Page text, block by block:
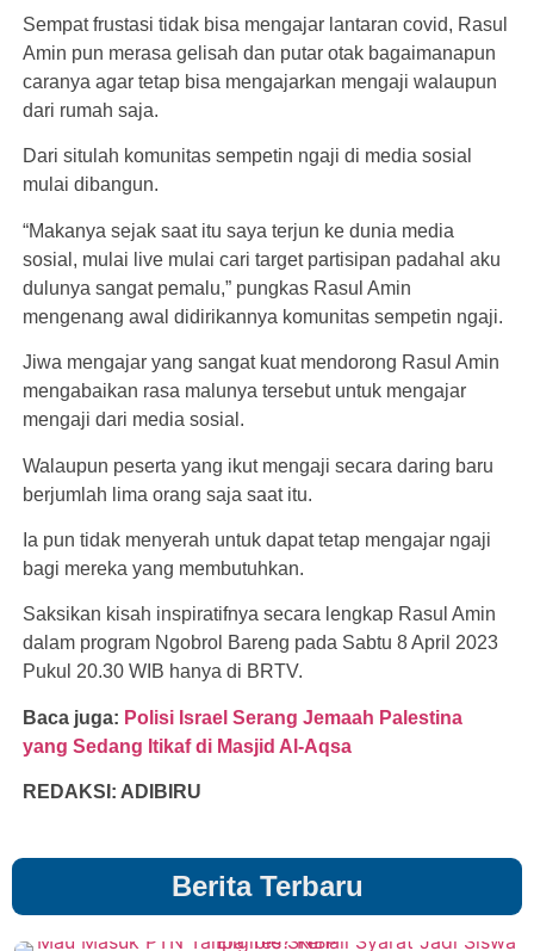
Sempat frustasi tidak bisa mengajar lantaran covid, Rasul
Amin pun merasa gelisah dan putar otak bagaimanapun
caranya agar tetap bisa mengajarkan mengaji walaupun
dari rumah saja.
Dari situlah komunitas sempetin ngaji di media sosial
mulai dibangun.
“Makanya sejak saat itu saya terjun ke dunia media
sosial, mulai live mulai cari target partisipan padahal aku
dulunya sangat pemalu,” pungkas Rasul Amin
mengenang awal didirikannya komunitas sempetin ngaji.
Jiwa mengajar yang sangat kuat mendorong Rasul Amin
mengabaikan rasa malunya tersebut untuk mengajar
mengaji dari media sosial.
Walaupun peserta yang ikut mengaji secara daring baru
berjumlah lima orang saja saat itu.
Ia pun tidak menyerah untuk dapat tetap mengajar ngaji
bagi mereka yang membutuhkan.
Saksikan kisah inspiratifnya secara lengkap Rasul Amin
dalam program Ngobrol Bareng pada Sabtu 8 April 2023
Pukul 20.30 WIB hanya di BRTV.
Baca juga: Polisi Israel Serang Jemaah Palestina
yang Sedang Itikaf di Masjid Al-Aqsa
REDAKSI: ADIBIRU
Berita Terbaru